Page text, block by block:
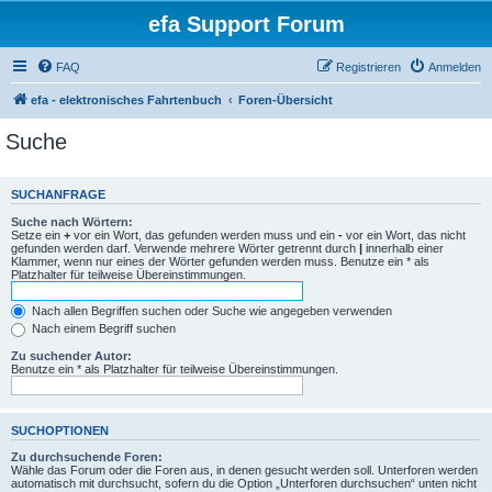
efa Support Forum
FAQ Anmelden
Registrieren
efa - elektronisches Fahrtenbuch Foren-Übersicht
Suche
SUCHANFRAGE
Suche nach Wörtern:
Setze ein + vor ein Wort, das gefunden werden muss und ein - vor ein Wort, das nicht
gefunden werden darf. Verwende mehrere Wörter getrennt durch | innerhalb einer
Klammer, wenn nur eines der Wörter gefunden werden muss. Benutze ein * als
Platzhalter für teilweise Übereinstimmungen.
Nach allen Begriffen suchen oder Suche wie angegeben verwenden
Nach einem Begriff suchen
Zu suchender Autor:
Benutze ein * als Platzhalter für teilweise Übereinstimmungen.
SUCHOPTIONEN
Zu durchsuchende Foren:
Wähle das Forum oder die Foren aus, in denen gesucht werden soll. Unterforen werden
automatisch mit durchsucht, sofern du die Option „Unterforen durchsuchen“ unten nicht